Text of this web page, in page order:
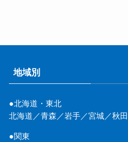
地域別
●北海道・東北
北海道 ／青森 ／岩手／宮城／秋田
●関東